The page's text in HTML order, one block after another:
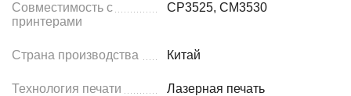
Совместимость с
принтерами
CP3525, CM3530
Страна производства Китай
Технология печати Лазерная печать